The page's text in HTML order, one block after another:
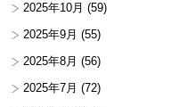
2025年10月 (59)
2025年9月 (55)
2025年8月 (56)
2025年7月 (72)